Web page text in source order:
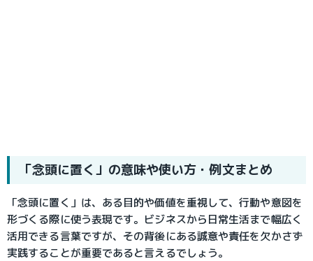
「念頭に置く」の意味や使い方・例文まとめ
「念頭に置く」は、ある目的や価値を重視して、行動や意図を
形づくる際に使う表現です。ビジネスから日常生活まで幅広く
活用できる言葉ですが、その背後にある誠意や責任を欠かさず
実践することが重要であると言えるでしょう。